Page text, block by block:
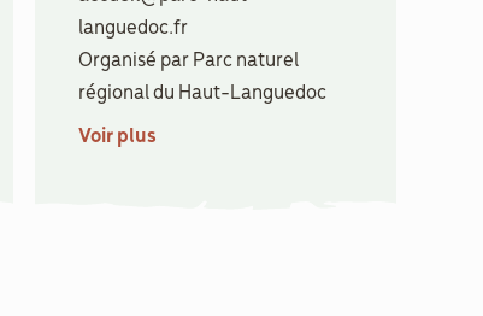
languedoc.fr
Organisé par Parc naturel
régional du Haut-Languedoc
Voir plus